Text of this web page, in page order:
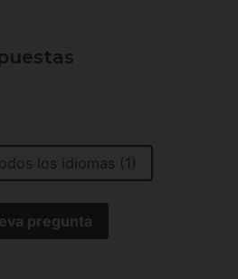
los idiomas (1)
pregunta